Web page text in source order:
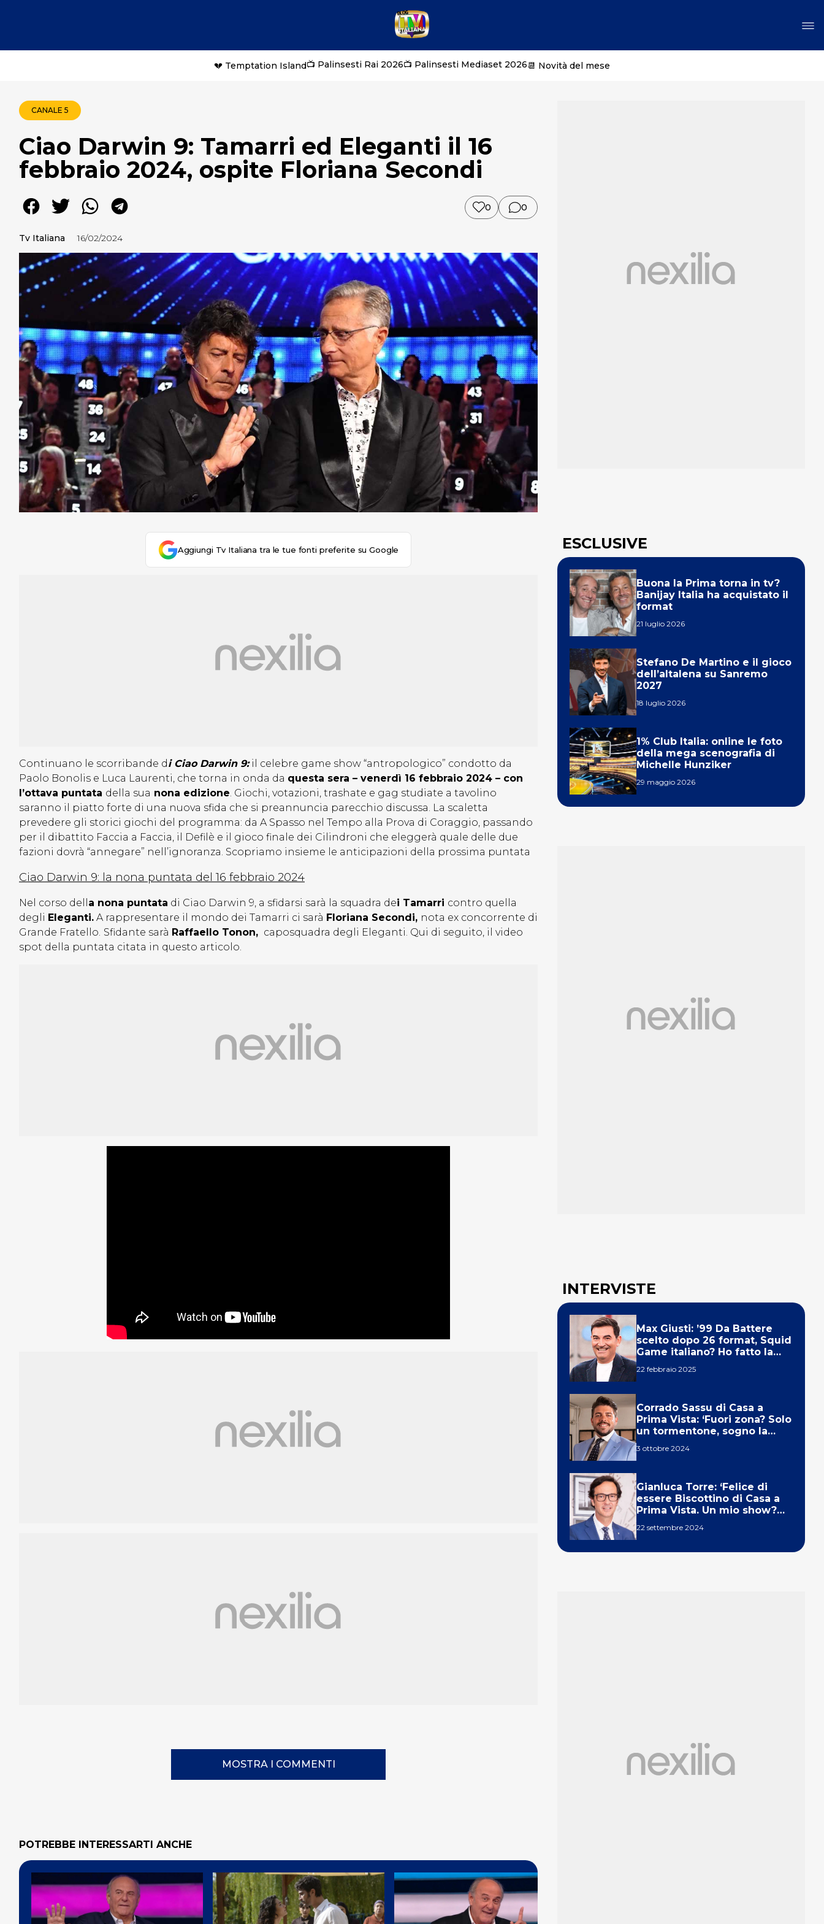
💔 Temptation Island📺 Palinsesti Rai 2026📺 Palinsesti Mediaset 2026📆 Novità del mese
CANALE 5
Ciao Darwin 9: Tamarri ed Eleganti il 16
febbraio 2024, ospite Floriana Secondi
0 0
Tv Italiana 16/02/2024
Aggiungi Tv Italiana tra le tue fonti preferite su Google
Continuano le scorribande di Ciao Darwin 9:il celebre game show “antropologico” condotto da
Paolo Bonolis e Luca Laurenti, che torna in onda da questa sera – venerdì 16 febbraio 2024 – con
l’ottava puntata della sua nona edizione. Giochi, votazioni, trashate e gag studiate a tavolino
saranno il piatto forte di una nuova sfida che si preannuncia parecchio discussa. La scaletta
prevedere gli storici giochi del programma: da A Spasso nel Tempo alla Prova di Coraggio, passando
per il dibattito Faccia a Faccia, il Defilè e il gioco finale dei Cilindroni che eleggerà quale delle due
fazioni dovrà “annegare” nell’ignoranza. Scopriamo insieme le anticipazioni della prossima puntata
Ciao Darwin 9: la nona puntata del 16 febbraio 2024
Nel corso dell a nona puntata di Ciao Darwin 9, a sfidarsi sarà la squadra dei Tamarri contro quella
degli Eleganti. A rappresentare il mondo dei Tamarri ci sarà Floriana Secondi, nota ex concorrente di
Grande Fratello. Sfidante sarà Raffaello Tonon, caposquadra degli Eleganti. Qui di seguito, il video
spot della puntata citata in questo articolo.
MOSTRA I COMMENTI
POTREBBE INTERESSARTI ANCHE
ESCLUSIVE
Buona la Prima torna in tv?
Banijay Italia ha acquistato il
format
21 luglio 2026
Stefano De Martino e il gioco
dell’altalena su Sanremo
2027
18 luglio 2026
1% Club Italia: online le foto
della mega scenografia di
Michelle Hunziker
29 maggio 2026
INTERVISTE
Max Giusti: ’99 Da Battere
scelto dopo 26 format, Squid
Game italiano? Ho fatto la
22 febbraio 2025
Corrado Sassu di Casa a
Prima Vista: ‘Fuori zona? Solo
un tormentone, sogno la
3 ottobre 2024
Gianluca Torre: ‘Felice di
essere Biscottino di Casa a
Prima Vista. Un mio show?
22 settembre 2024